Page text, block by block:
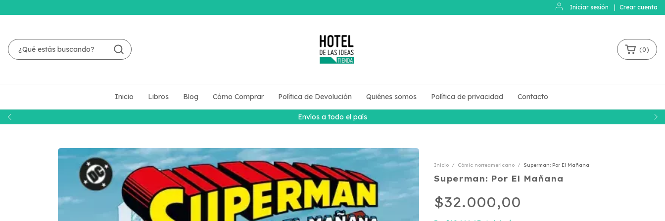
Iniciar sesión Crear cuenta
Envíos a todo el país
(0)
Inicio Libros Blog Cómo Comprar Política de Devolución Quiénes somos Política de privacidad Contacto
Inicio / Cómic norteamericano / Superman: Por El Mañana
Superman: Por El Mañana
$32.000,00